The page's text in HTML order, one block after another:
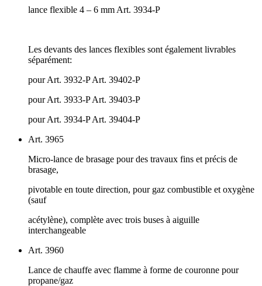
lance flexible 4 – 6 mm Art. 3934-P
Les devants des lances flexibles sont également livrables
séparément:
pour Art. 3932-P Art. 39402-P
pour Art. 3933-P Art. 39403-P
pour Art. 3934-P Art. 39404-P
Art. 3965
Micro-lance de brasage pour des travaux fins et précis de
brasage,
pivotable en toute direction, pour gaz combustible et oxygène
(sauf
acétylène), complète avec trois buses à aiguille
interchangeable
Art. 3960
Lance de chauffe avec flamme à forme de couronne pour
propane/gaz